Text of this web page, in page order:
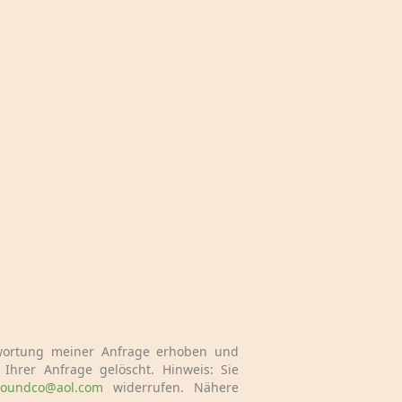
meiner Anfrage erhoben und
Anfrage gelöscht. Hinweis: Sie
widerrufen. Nähere